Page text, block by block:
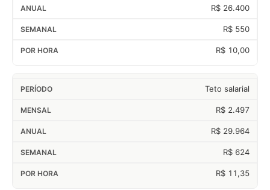
R$ 26.400
R$ 550
R$ 10,00
Teto salarial
R$ 2.497
R$ 29.964
R$ 624
R$ 11,35